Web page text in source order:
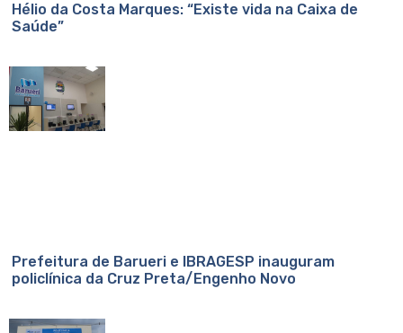
Hélio da Costa Marques: “Existe vida na Caixa de
Saúde”
Prefeitura de Barueri e IBRAGESP inauguram
policlínica da Cruz Preta/Engenho Novo